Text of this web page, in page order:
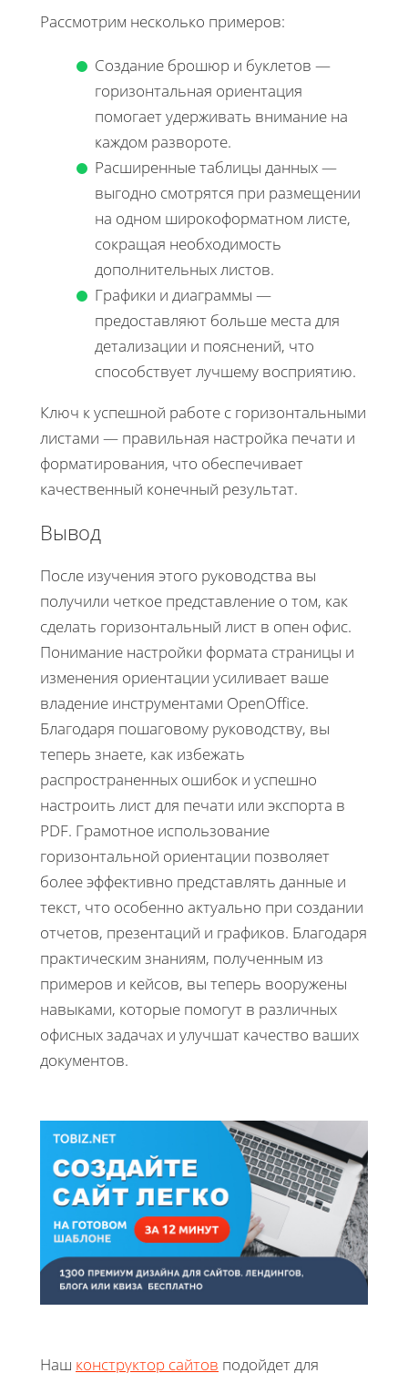
Рассмотрим несколько примеров:
Создание брошюр и буклетов —
горизонтальная ориентация
помогает удерживать внимание на
каждом развороте.
Расширенные таблицы данных —
выгодно смотрятся при размещении
на одном широкоформатном листе,
сокращая необходимость
дополнительных листов.
Графики и диаграммы —
предоставляют больше места для
детализации и пояснений, что
способствует лучшему восприятию.
Ключ к успешной работе с горизонтальными
листами — правильная настройка печати и
форматирования, что обеспечивает
качественный конечный результат.
Вывод
После изучения этого руководства вы
получили четкое представление о том, как
сделать горизонтальный лист в опен офис.
Понимание настройки формата страницы и
изменения ориентации усиливает ваше
владение инструментами OpenOffice.
Благодаря пошаговому руководству, вы
теперь знаете, как избежать
распространенных ошибок и успешно
настроить лист для печати или экспорта в
PDF. Грамотное использование
горизонтальной ориентации позволяет
более эффективно представлять данные и
текст, что особенно актуально при создании
отчетов, презентаций и графиков. Благодаря
практическим знаниям, полученным из
примеров и кейсов, вы теперь вооружены
навыками, которые помогут в различных
офисных задачах и улучшат качество ваших
документов.
Наш конструктор сайтов подойдет для